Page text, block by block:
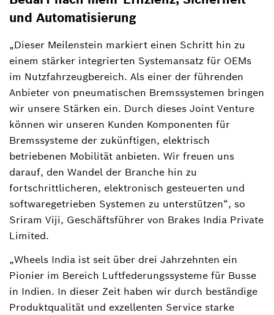
und Automatisierung
„Dieser Meilenstein markiert einen Schritt hin zu
einem stärker integrierten Systemansatz für OEMs
im Nutzfahrzeugbereich. Als einer der führenden
Anbieter von pneumatischen Bremssystemen bringen
wir unsere Stärken ein. Durch dieses Joint Venture
können wir unseren Kunden Komponenten für
Bremssysteme der zukünftigen, elektrisch
betriebenen Mobilität anbieten. Wir freuen uns
darauf, den Wandel der Branche hin zu
fortschrittlicheren, elektronisch gesteuerten und
softwaregetrieben Systemen zu unterstützen“, so
Sriram Viji, Geschäftsführer von Brakes India Private
Limited.
„Wheels India ist seit über drei Jahrzehnten ein
Pionier im Bereich Luftfederungssysteme für Busse
in Indien. In dieser Zeit haben wir durch beständige
Produktqualität und exzellenten Service starke